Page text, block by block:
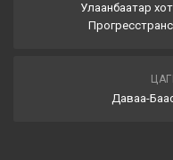
Улаанбаатар
Даваа-